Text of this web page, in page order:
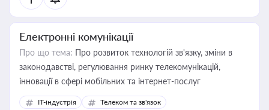
Електронні комунікації
Про що тема: Про розвиток технологій зв'язку, зміни в
законодавстві, регулювання ринку телекомунікацій,
інновації в сфері мобільних та інтернет-послуг
IT-індустрія Телеком та зв'язок